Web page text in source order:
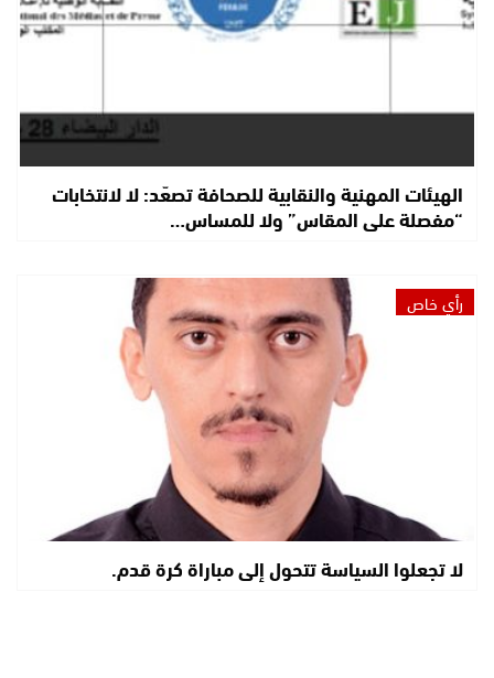
الهيئات المهنية والنقابية للصحافة تصعّد: لا لانتخابات
“مفصلة على المقاس” ولا للمساس…
رأي خاص
لا تجعلوا السياسة تتحول إلى مباراة كرة قدم.